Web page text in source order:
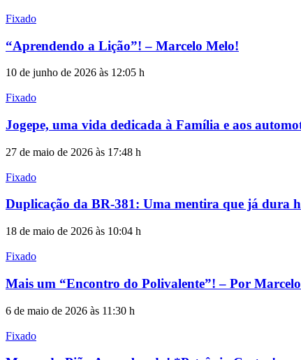
Fixado
“Aprendendo a Lição”! – Marcelo Melo!
10 de junho de 2026 às 12:05 h
Fixado
Jogepe, uma vida dedicada à Família e aos
27 de maio de 2026 às 17:48 h
Fixado
Duplicação da BR-381: Uma mentira que já dura
18 de maio de 2026 às 10:04 h
Fixado
Mais um “Encontro do Polivalente”! – Por
6 de maio de 2026 às 11:30 h
Fixado